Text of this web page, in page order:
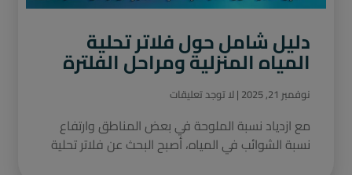
دليل شامل حول فلاتر تحلية
المياه المنزلية ومراحل الفلترة
نوفمبر 21, 2025 لا توجد تعليقات
مع ازدياد نسبة الملوحة في بعض المناطق وارتفاع
نسبة الشوائب في المياه، أصبح البحث عن فلاتر تحلية